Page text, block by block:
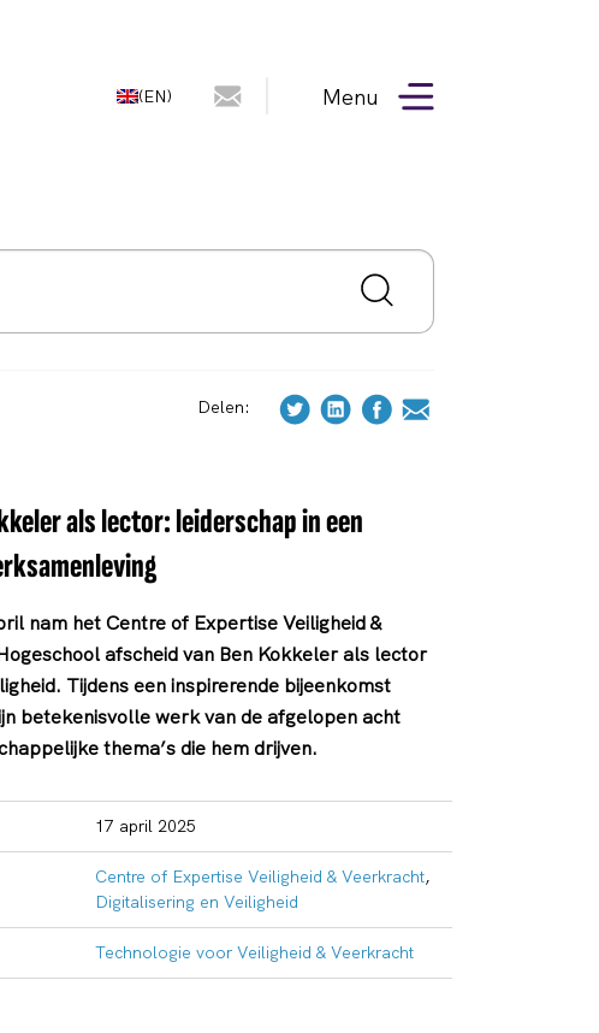
(EN) Menu
Delen:
als lector: leiderschap in een
nam het Centre of Expertise Veiligheid &
afscheid van Ben Kokkeler als lector
Tijdens een inspirerende bijeenkomst
betekenisvolle werk van de afgelopen acht
thema’s die hem drijven.
17 april 2025
Centre of Expertise Veiligheid & Veerkracht,
Digitalisering en Veiligheid
Technologie voor Veiligheid & Veerkracht